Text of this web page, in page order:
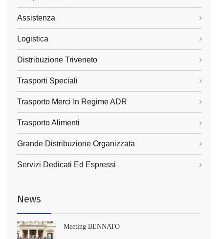
Assistenza
Logistica
Distribuzione Triveneto
Trasporti Speciali
Trasporto Merci In Regime ADR
Trasporto Alimenti
Grande Distribuzione Organizzata
Servizi Dedicati Ed Espressi
News
Meeting BENNATO